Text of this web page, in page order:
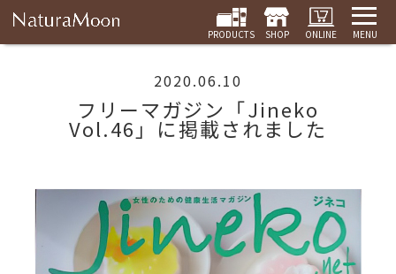
PRODUCTS SHOP ONLINE MENU
2020.06.10
フリーマガジン「Jineko
Vol.46」に掲載されました